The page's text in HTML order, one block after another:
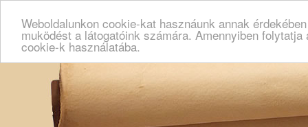
Weboldalunkon cookie-kat hasznáunk annak
muködést a látogatóink számára. Amennyiben
cookie-k használatába.